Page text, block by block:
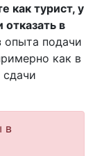
как турист, у
в
опыта подачи
как в
в